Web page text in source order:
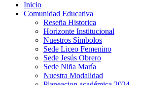
Inicio
Comunidad Educativa
Reseña Historica
Horizonte Institucional
Nuestros Símbolos
Sede Liceo Femenino
Sede Jesús Obrero
Sede Niña María
Nuestra Modalidad